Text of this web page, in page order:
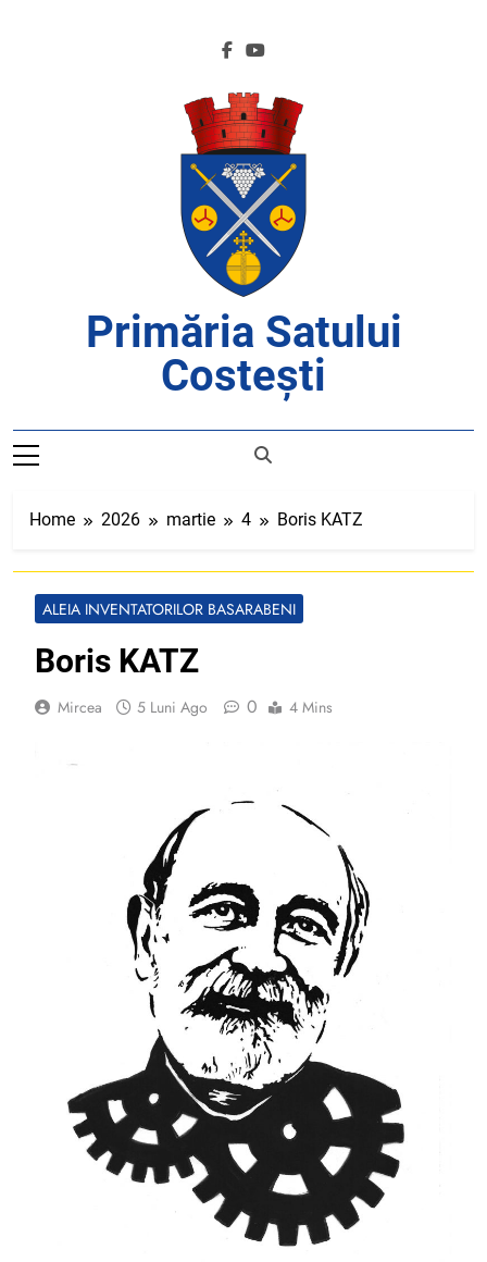
Primăria Satului
Costești
Home 2026 martie 4 Boris KATZ
ALEIA INVENTATORILOR BASARABENI
Boris KATZ
Mircea 5 Luni Ago 0 4 Mins